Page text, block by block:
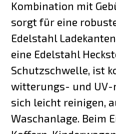
Kombination mit
sorgt für eine
Edelstahl
eine Edelstahl
Schutzschwelle, ist
witterungs- und
sich leicht reinigen,
Waschanlage. Beim